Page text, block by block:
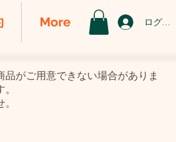
More ログイン
がご用意できない場合がありま